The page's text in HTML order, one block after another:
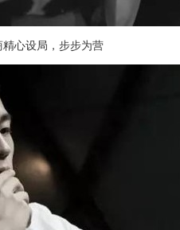
心设局，步步为营